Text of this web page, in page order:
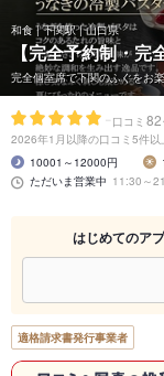
和食 | 下関駅 | 山口県
【完全予約制・
完全個室席で下関のふぐをお
- 口コミ 82
2026年1月以降の口コミ5件
10001～12000円
ただいま営業中 11:30～
はじめてのア
適格請求書発行事業者